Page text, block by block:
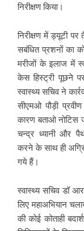
निरीक्षण किया।
निरीक्षण में ड्यूटी
सबंधित प्रशनों का
मरीजों के इलाज में
केस हिस्ट्री पूछने
स्वास्थ्य सचिव ने
सीएमओ पौड़ी
कारण बताओ नोटिस
चन्द्र ध्यानी और
करने के साथ ही
गये हैं।
स्वास्थ्य सचिव डॉ
लिए महाअभियान
की कोई कोताही